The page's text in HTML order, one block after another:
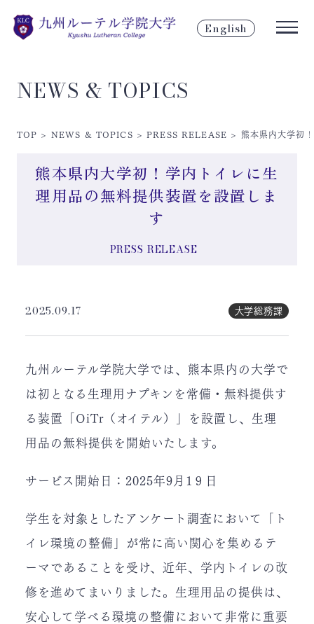
English
NEWS & TOPICS
TOP > NEWS & TOPICS >PRESS RELEASE > 熊本県内大学初
熊本県内大学初！学内トイレに生
理用品の無料提供装置を設置しま
す
PRESS RELEASE
2025.09.17 大学総務課
九州ルーテル学院大学では、熊本県内の大学で
は初となる生理用ナプキンを常備・無料提供す
る装置「OiTr（オイテル）」を設置し、生理
用品の無料提供を開始いたします。
サービス開始日：2025年9月1９日
学生を対象としたアンケート調査において「ト
イレ環境の整備」が常に高い関心を集めるテ
ーマであることを受け、近年、学内トイレの改
修を進めてまいりました。生理用品の提供は、
安心して学べる環境の整備において非常に重要